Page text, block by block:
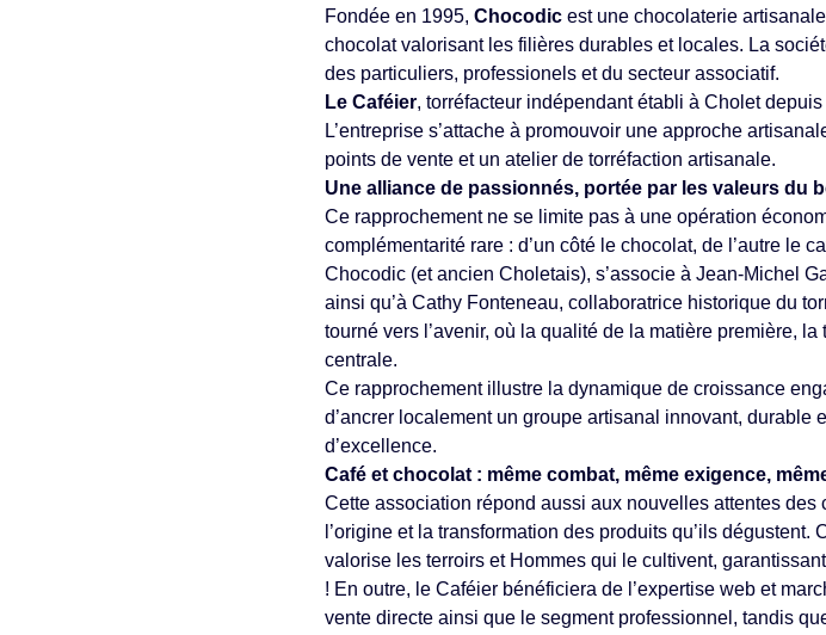
Fondée en 1995, Chocodic est une chocolaterie
chocolat valorisant les filières durables et locales. La
des particuliers, professionels et du secteur associatif.
Le Caféier, torréfacteur indépendant établi à Cholet
L’entreprise s’attache à promouvoir une approche
points de vente et un atelier de torréfaction artisanale.
Une alliance de passionnés, portée par les valeurs du
Ce rapprochement ne se limite pas à une opération
complémentarité rare : d’un côté le chocolat, de l’autre le
Chocodic (et ancien Choletais), s’associe à Jean-Michel
ainsi qu’à Cathy Fonteneau, collaboratrice historique du
tourné vers l’avenir, où la qualité de la matière première,
centrale.
Ce rapprochement illustre la dynamique de croissance
d’ancrer localement un groupe artisanal innovant,
d’excellence.
Café et chocolat : même combat, même exigence,
Cette association répond aussi aux nouvelles attentes
l’origine et la transformation des produits qu’ils
valorise les terroirs et Hommes qui le cultivent,
! En outre, le Caféier bénéficiera de l’expertise web et
vente directe ainsi que le segment professionnel, tandis